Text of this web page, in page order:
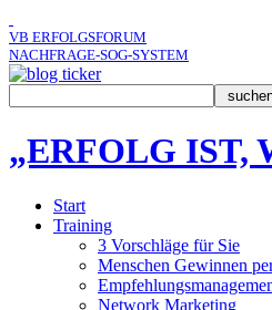
VB ERFOLGSFORUM
NACHFRAGE-SOG-SYSTEM
„ERFOLG IST,
Start
Training
3 Vorschläge für Sie
Menschen Gewinnen
Network Marketing